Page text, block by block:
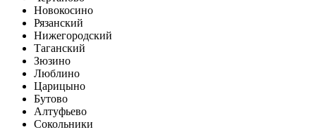
Новокосино
Рязанский
Нижегородский
Таганский
Зюзино
Люблино
Царицыно
Бутово
Алтуфьево
Сокольники